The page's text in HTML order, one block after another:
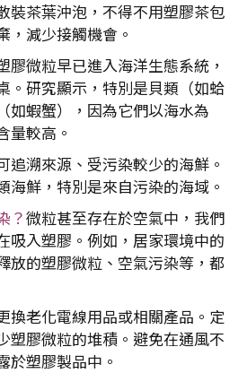
裝茶葉沖泡，不得不用塑膠茶包
，減少接觸機會。
膠微粒早已進入海洋生態系統，
。研究顯示，特別是貝類（如蛤
如蝦蟹），因為它們以海水為
量較高。
追溯來源、受污染較少的海鮮。
海鮮，特別是來自污染的海域。
？微粒甚至存在於空氣中，我們
吸入塑膠。例如，居家環境中的
放的塑膠微粒、空氣污染等，都
換老化電線用品或相關產品。定
塑膠微粒的堆積。避免在通風不
於塑膠製品中。